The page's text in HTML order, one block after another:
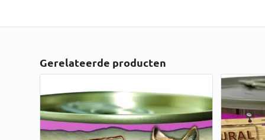
Gerelateerde producten